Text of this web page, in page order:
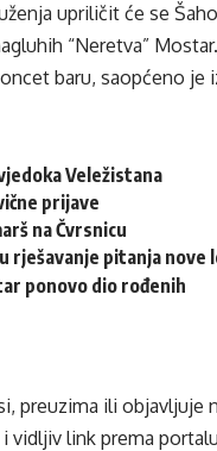
upriličit će se
“Neretva”
baru, saopćeno je
Veležistana
prijave
na Čvrsnicu
rješavanje pitanja
ponovo dio rođenih
preuzima ili objavljuje
vidljiv link prema portalu